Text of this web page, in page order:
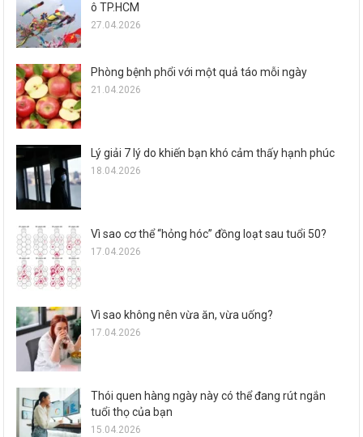
ô TP.HCM
27.04.2026
Phòng bệnh phổi với một quả táo mỗi ngày
21.04.2026
Lý giải 7 lý do khiến bạn khó cảm thấy hạnh phúc
18.04.2026
Vì sao cơ thể “hỏng hóc” đồng loạt sau tuổi 50?
17.04.2026
Vì sao không nên vừa ăn, vừa uống?
17.04.2026
Thói quen hàng ngày này có thể đang rút ngắn
tuổi thọ của bạn
15.04.2026